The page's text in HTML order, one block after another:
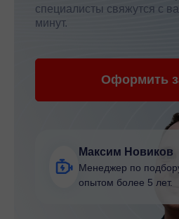
специалисты свяжутся с
минут.
Оформить
Максим Новиков
Менеджер по
опытом более 5 лет.